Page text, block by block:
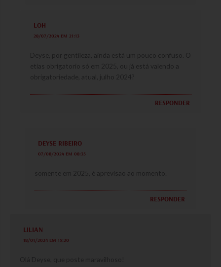
LOH
28/07/2024 EM 21:13
Deyse, por gentileza, ainda está um pouco confuso. O
etias obrigatorio só em 2025, ou já está valendo a
obrigatoriedade, atual, julho 2024?
RESPONDER
DEYSE RIBEIRO
07/08/2024 EM 08:35
somente em 2025, é aprevisao ao momento.
RESPONDER
LILIAN
18/01/2024 EM 15:20